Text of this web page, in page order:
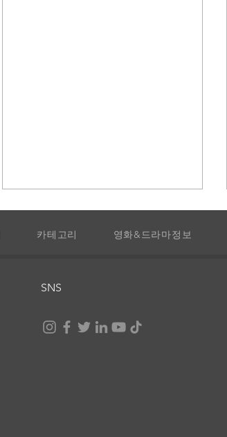
카테고리 영화&드라마정보
SNS